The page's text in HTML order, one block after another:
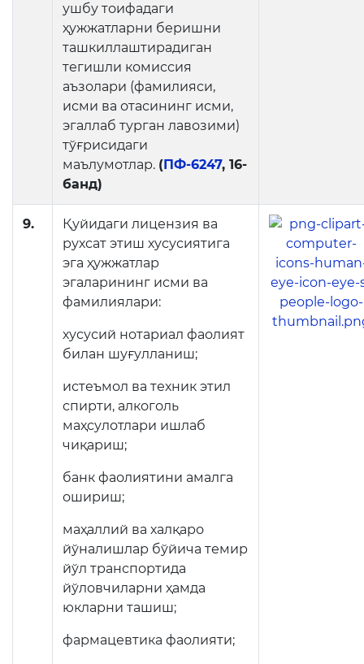
ушбу тоифадаги
ҳужжатларни беришни
ташкиллаштирадиган
тегишли комиссия
аъзолари (фамилияси,
исми ва отасининг исми,
эгаллаб турган лавозими)
тўғрисидаги
маълумотлар. (ПФ-6247, 16-
банд)
9.
Қуйидаги лицензия ва
рухсат этиш хусусиятига
эга ҳужжатлар
эгаларининг исми ва
фамилиялари:
хусусий нотариал фаолият
билан шуғулланиш;
истеъмол ва техник этил
спирти, алкоголь
маҳсулотлари ишлаб
чиқариш;
банк фаолиятини амалга
ошириш;
маҳаллий ва халқаро
йўналишлар бўйича темир
йўл транспортида
йўловчиларни ҳамда
юкларни ташиш;
фармацевтика фаолияти;